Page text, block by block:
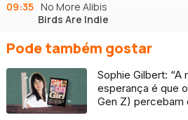
09:35 No More Alibis
Birds Are Indie
Pode também gostar
Sophie Gilbert: “A
esperança é que
Gen Z) percebam